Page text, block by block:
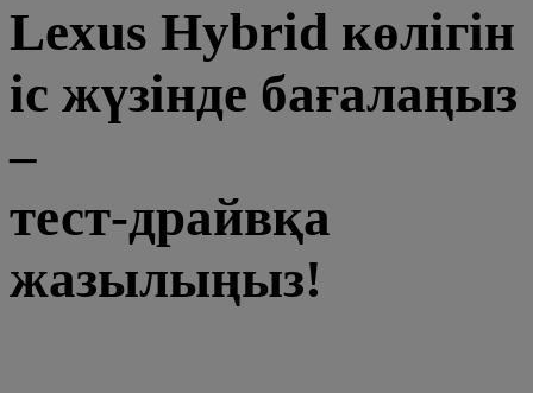
Lexus Hybrid көлігін
іс жүзінде бағалаңыз
–
тест-драйвқа
жазылыңыз!